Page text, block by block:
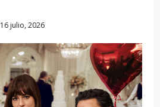
16 julio, 2026